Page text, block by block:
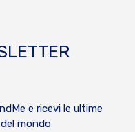
e ricevi le ultime
mondo